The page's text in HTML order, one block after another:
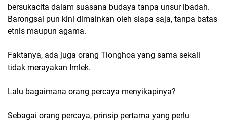
bersukacita dalam suasana budaya tanpa unsur ibadah.
Barongsai pun kini dimainkan oleh siapa saja, tanpa batas
etnis maupun agama.
Faktanya, ada juga orang Tionghoa yang sama sekali
tidak merayakan Imlek.
Lalu bagaimana orang percaya menyikapinya?
Sebagai orang percaya, prinsip pertama yang perlu